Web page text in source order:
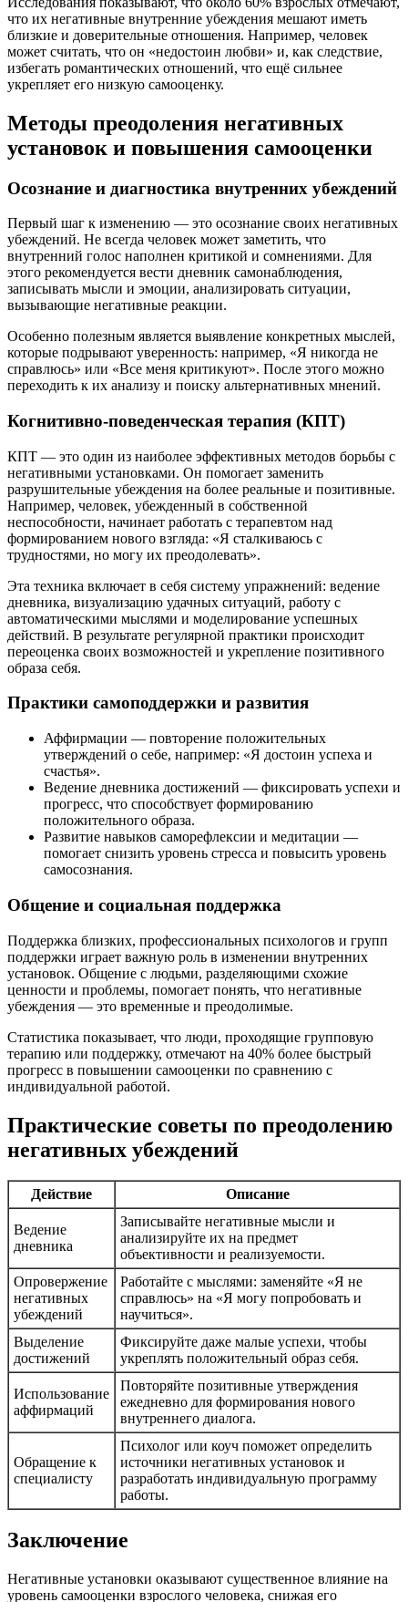
что их негативные внутренние убеждения мешают иметь
близкие и доверительные отношения. Например, человек
может считать, что он «недостоин любви» и, как следствие,
избегать романтических отношений, что ещё сильнее
укрепляет его низкую самооценку.
Методы преодоления негативных
установок и повышения самооценки
Осознание и диагностика внутренних убеждений
Первый шаг к изменению — это осознание своих негативных
убеждений. Не всегда человек может заметить, что
внутренний голос наполнен критикой и сомнениями. Для
этого рекомендуется вести дневник самонаблюдения,
записывать мысли и эмоции, анализировать ситуации,
вызывающие негативные реакции.
Особенно полезным является выявление конкретных мыслей,
которые подрывают уверенность: например, «Я никогда не
справлюсь» или «Все меня критикуют». После этого можно
переходить к их анализу и поиску альтернативных мнений.
Когнитивно-поведенческая терапия (КПТ)
КПТ — это один из наиболее эффективных методов борьбы с
негативными установками. Он помогает заменить
разрушительные убеждения на более реальные и позитивные.
Например, человек, убежденный в собственной
неспособности, начинает работать с терапевтом над
формированием нового взгляда: «Я сталкиваюсь с
трудностями, но могу их преодолевать».
Эта техника включает в себя систему упражнений: ведение
дневника, визуализацию удачных ситуаций, работу с
автоматическими мыслями и моделирование успешных
действий. В результате регулярной практики происходит
переоценка своих возможностей и укрепление позитивного
образа себя.
Практики самоподдержки и развития
Аффирмации — повторение положительных
утверждений о себе, например: «Я достоин успеха и
счастья».
Ведение дневника достижений — фиксировать успехи и
прогресс, что способствует формированию
положительного образа.
Развитие навыков саморефлексии и медитации —
помогает снизить уровень стресса и повысить уровень
самосознания.
Общение и социальная поддержка
Поддержка близких, профессиональных психологов и групп
поддержки играет важную роль в изменении внутренних
установок. Общение с людьми, разделяющими схожие
ценности и проблемы, помогает понять, что негативные
убеждения — это временные и преодолимые.
Статистика показывает, что люди, проходящие групповую
терапию или поддержку, отмечают на 40% более быстрый
прогресс в повышении самооценки по сравнению с
индивидуальной работой.
Практические советы по преодолению
негативных убеждений
Действие Описание
Ведение
дневника
Записывайте негативные мысли и
анализируйте их на предмет
объективности и реализуемости.
Опровержение
негативных
убеждений
Работайте с мыслями: заменяйте «Я не
справлюсь» на «Я могу попробовать и
научиться».
Выделение
достижений
Фиксируйте даже малые успехи, чтобы
укреплять положительный образ себя.
Использование
аффирмаций
Повторяйте позитивные утверждения
ежедневно для формирования нового
внутреннего диалога.
Обращение к
специалисту
Психолог или коуч поможет определить
источники негативных установок и
разработать индивидуальную программу
работы.
Заключение
Негативные установки оказывают существенное влияние на
уровень самооценки взрослого человека, снижая его